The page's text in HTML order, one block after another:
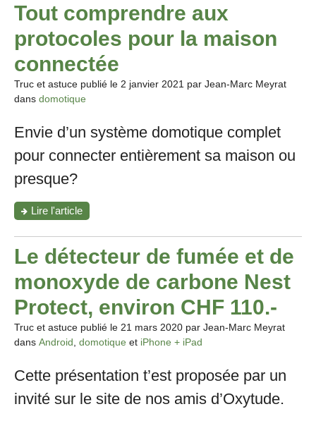
pratiques
avantages
d’une
technologie
aux
propriétés
multiples"
Tout comprendre aux
protocoles pour la maison
connectée
Truc et astuce publié le 2 janvier 2021 par Jean-Marc Meyrat
dans domotique
Envie d’un système domotique complet
pour connecter entièrement sa maison ou
presque?
Lire l'article"Tout
comprendre
aux
protocoles
pour
maison
connectée"
Le détecteur de fumée et de
monoxyde de carbone Nest
Protect, environ CHF 110.-
Truc et astuce publié le 21 mars 2020 par Jean-Marc Meyrat
dans Android domotique et iPhone + iPad
Cette présentation t’est proposée par un
invité sur le site de nos amis d’Oxytude.